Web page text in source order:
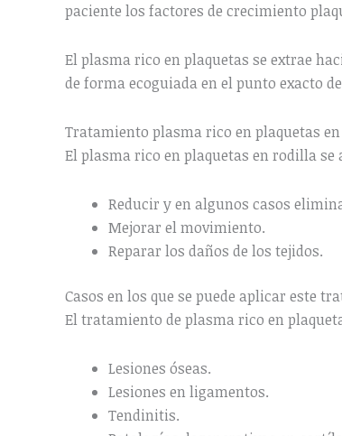
paciente los factores de crecimiento
El plasma rico en plaquetas se extrae
de forma ecoguiada en el punto exacto
Tratamiento plasma rico en plaquetas
El plasma rico en plaquetas en rodilla
Reducir y en algunos casos
Mejorar el movimiento.
Reparar los daños de los tejidos.
Casos en los que se puede aplicar este
El tratamiento de plasma rico en
Lesiones óseas.
Lesiones en ligamentos.
Tendinitis.